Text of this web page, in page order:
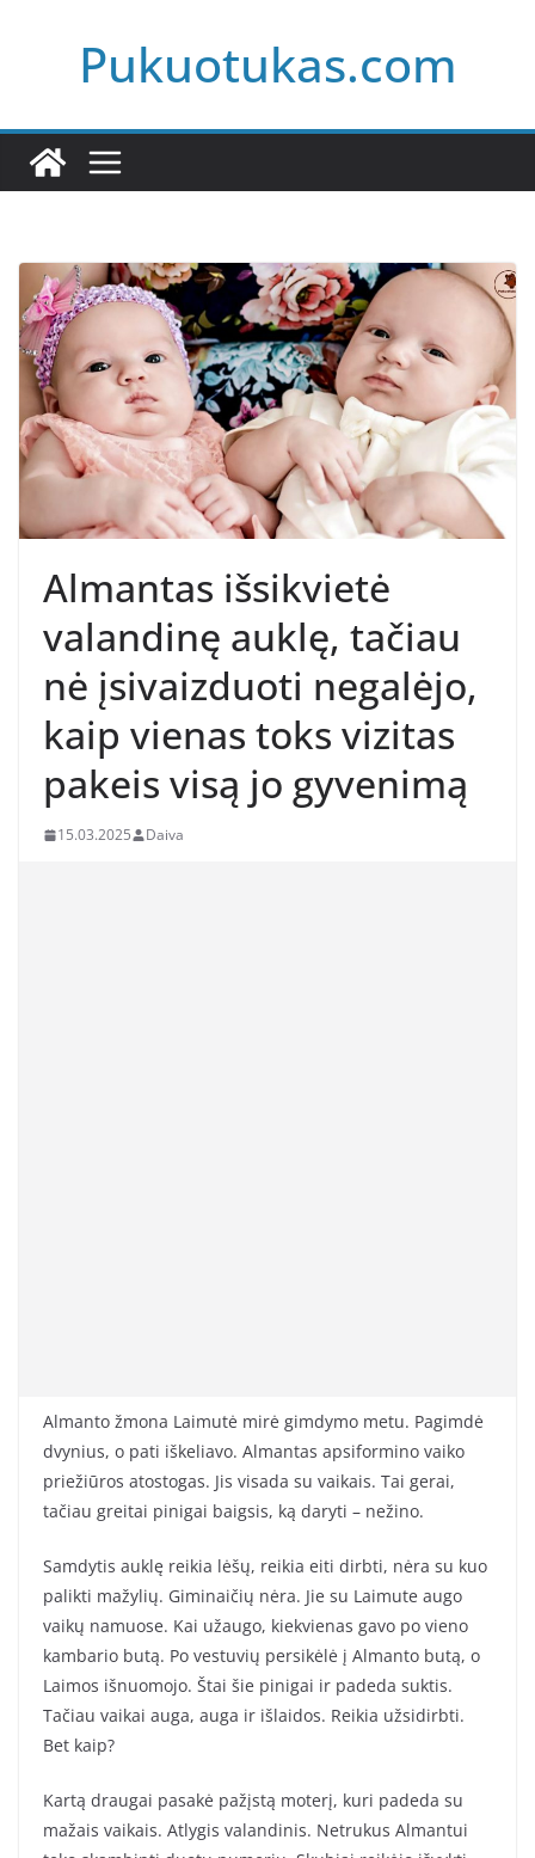
Pukuotukas.com
Almantas išsikvietė
valandinę auklę, tačiau
nė įsivaizduoti negalėjo,
kaip vienas toks vizitas
pakeis visą jo gyvenimą
15.03.2025 Daiva
Almanto žmona Laimutė mirė gimdymo metu. Pagimdė
dvynius, o pati iškeliavo. Almantas apsiformino vaiko
priežiūros atostogas. Jis visada su vaikais. Tai gerai,
tačiau greitai pinigai baigsis, ką daryti – nežino.
Samdytis auklę reikia lėšų, reikia eiti dirbti, nėra su kuo
palikti mažylių. Giminaičių nėra. Jie su Laimute augo
vaikų namuose. Kai užaugo, kiekvienas gavo po vieno
kambario butą. Po vestuvių persikėlė į Almanto butą, o
Laimos išnuomojo. Štai šie pinigai ir padeda suktis.
Tačiau vaikai auga, auga ir išlaidos. Reikia užsidirbti.
Bet kaip?
Kartą draugai pasakė pažįstą moterį, kuri padeda su
mažais vaikais. Atlygis valandinis. Netrukus Almantui